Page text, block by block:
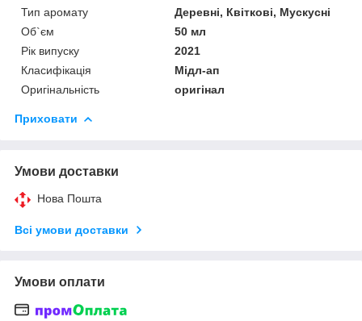
Тип аромату
Деревні, Квіткові, Мускусні
Об`єм
50 мл
Рік випуску
2021
Класифікація
Мідл-ап
Оригінальність
оригінал
Приховати
Умови доставки
Нова Пошта
Всі умови доставки
Умови оплати